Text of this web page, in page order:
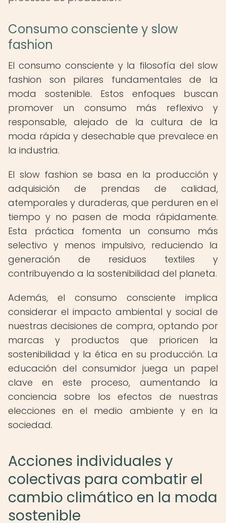
Consumo consciente y slow
fashion
El consumo consciente y la filosofía del slow
fashion son pilares fundamentales de la
moda sostenible. Estos enfoques buscan
promover un consumo más reflexivo y
responsable, alejado de la cultura de la
moda rápida y desechable que prevalece en
la industria.
El slow fashion se basa en la producción y
adquisición de prendas de calidad,
atemporales y duraderas, que perduren en el
tiempo y no pasen de moda rápidamente.
Esta práctica fomenta un consumo más
selectivo y menos impulsivo, reduciendo la
generación de residuos textiles y
contribuyendo a la sostenibilidad del planeta.
Además, el consumo consciente implica
considerar el impacto ambiental y social de
nuestras decisiones de compra, optando por
marcas y productos que prioricen la
sostenibilidad y la ética en su producción. La
educación del consumidor juega un papel
clave en este proceso, aumentando la
conciencia sobre los efectos de nuestras
elecciones en el medio ambiente y en la
sociedad.
Acciones individuales y
colectivas para combatir el
cambio climático en la moda
sostenible